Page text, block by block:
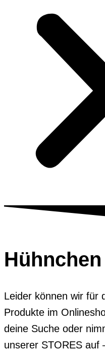
Hühnchen
Leider können wir für
Produkte im
deine Suche oder
unserer STORES auf